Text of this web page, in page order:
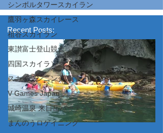
シンボルタワースカイラン
鷹羽ヶ森スカイレース
祖谷スカイラン
東讃富士登山競走
四国スカイランニング協会
スカイランニング四国シリーズ
V Games Japan
城崎温泉 来日岳バーティカルレース
まんのうロゲイニング
Recent Posts: